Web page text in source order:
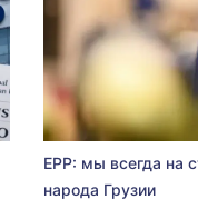
EPP: мы всегда на
народа Грузии